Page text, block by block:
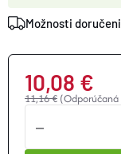
Možnosti
11,16 €
10,08 €
Jednotková